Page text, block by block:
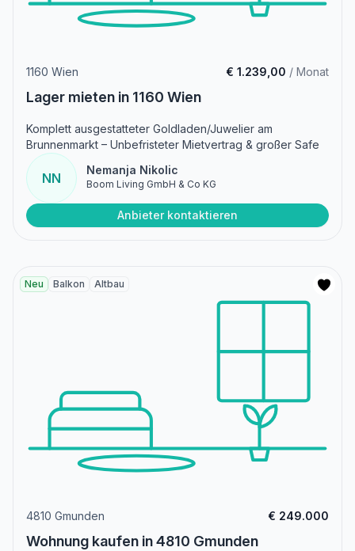
1160 Wien € 1.239,00 / Monat
Lager mieten in 1160 Wien
Komplett ausgestatteter Goldladen/Juwelier am
Brunnenmarkt – Unbefristeter Mietvertrag & großer Safe
NN
Nemanja Nikolic
Boom Living GmbH & Co KG
Anbieter kontaktieren
Neu Balkon Altbau
4810 Gmunden € 249.000
Wohnung kaufen in 4810 Gmunden